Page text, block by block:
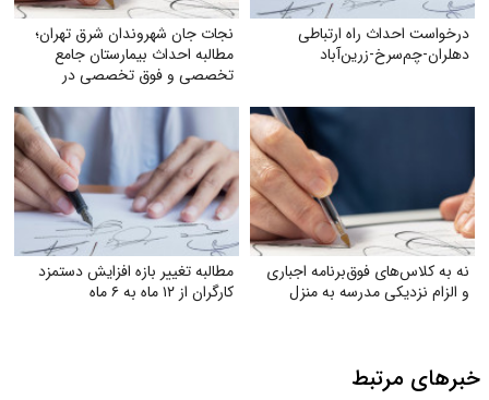
درخواست احداث راه ارتباطی
دهلران-چم‌سرخ-زرین‌آباد
نجات جان شهروندان شرق تهران؛
مطالبه احداث بیمارستان جامع
تخصصی و فوق تخصصی در
نه به کلاس‌های فوق‌برنامه اجباری
و الزام نزدیکی مدرسه به منزل
مطالبه تغییر بازه افزایش دستمزد
کارگران از ۱۲ ماه به ۶ ماه
خبرهای مرتبط